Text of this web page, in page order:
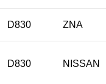
D830 ZNA
D830 NISSAN